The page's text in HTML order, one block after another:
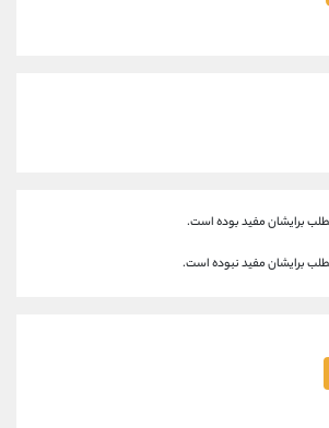
برایشان مفید بوده است.
برایشان مفید نبوده است.